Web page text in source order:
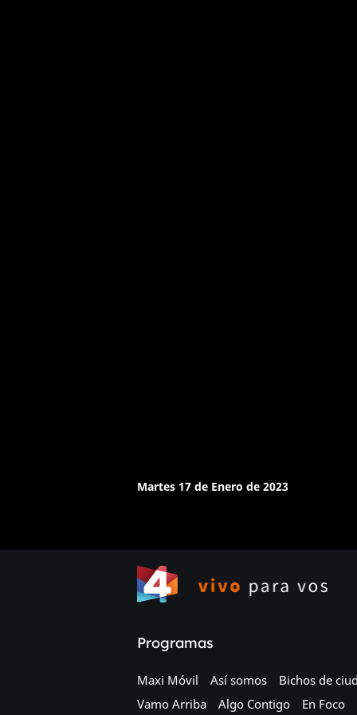
Martes 17 de Enero de 2023
Programas
Maxi Móvil Así somos
Bichos de
Vamo Arriba
Algo Contigo En Foco